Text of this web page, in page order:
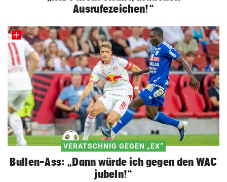
Ausrufezeichen!“
VERATSCHNIG GEGEN „EX“
Bullen-Ass: „Dann würde ich gegen den WAC
jubeln!“